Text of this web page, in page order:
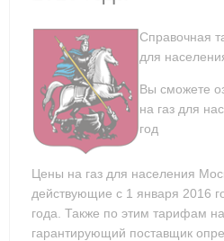
Справочная
для
Вы сможете
на газ для
год
Цены на газ для населения
действующие с 1 января 2016
года. Также по этим тарифам
гарантирующий поставщик